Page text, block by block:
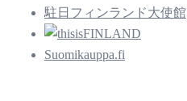
駐日フィンランド大使館
Suomikauppa.fi